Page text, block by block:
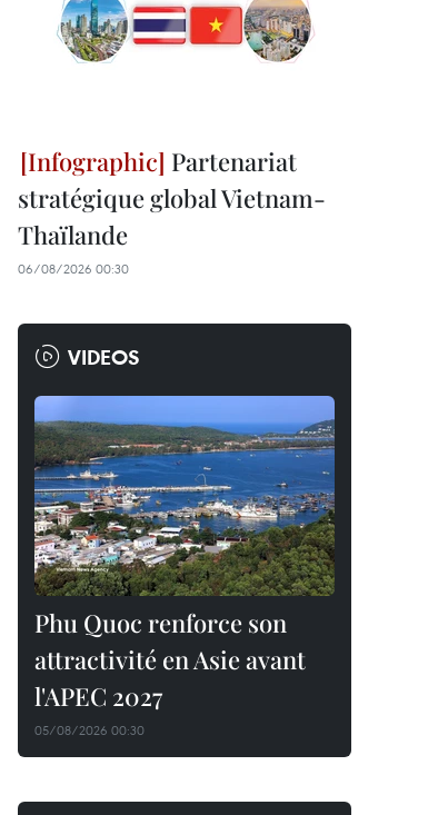
Partenariat
stratégique global Vietnam-
Thaïlande
06/08/2026 00:30
VIDEOS
Phu Quoc renforce son
attractivité en Asie avant
l'APEC 2027
05/08/2026 00:30